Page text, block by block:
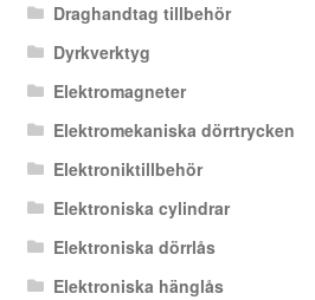
Draghandtag tillbehör
Dyrkverktyg
Elektromagneter
Elektromekaniska dörrtrycken
Elektroniktillbehör
Elektroniska cylindrar
Elektroniska dörrlås
Elektroniska hänglås